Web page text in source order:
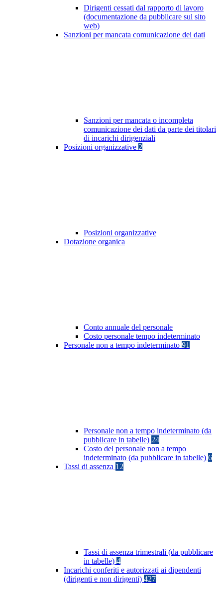
Dirigenti cessati dal rapporto di lavoro
(documentazione da pubblicare sul sito
web)
Sanzioni per mancata comunicazione dei dati
Sanzioni per mancata o incompleta
comunicazione dei dati da parte dei titolari
di incarichi dirigenziali
Posizioni organizzative 2
Posizioni organizzative
Dotazione organica
Conto annuale del personale
Costo personale tempo indeterminato
Personale non a tempo indeterminato 91
Personale non a tempo indeterminato (da
pubblicare in tabelle) 24
Costo del personale non a tempo
indeterminato (da pubblicare in tabelle) 6
Tassi di assenza 12
Tassi di assenza trimestrali (da pubblicare
in tabelle) 4
Incarichi conferiti e autorizzati ai dipendenti
(dirigenti e non dirigenti) 427